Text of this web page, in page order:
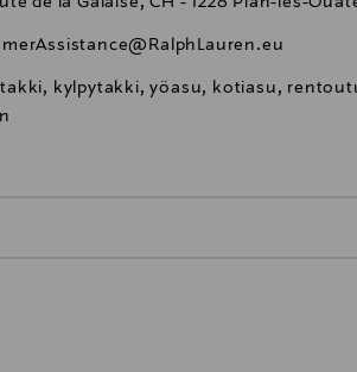
kylpytakki, yöasu, kotiasu,